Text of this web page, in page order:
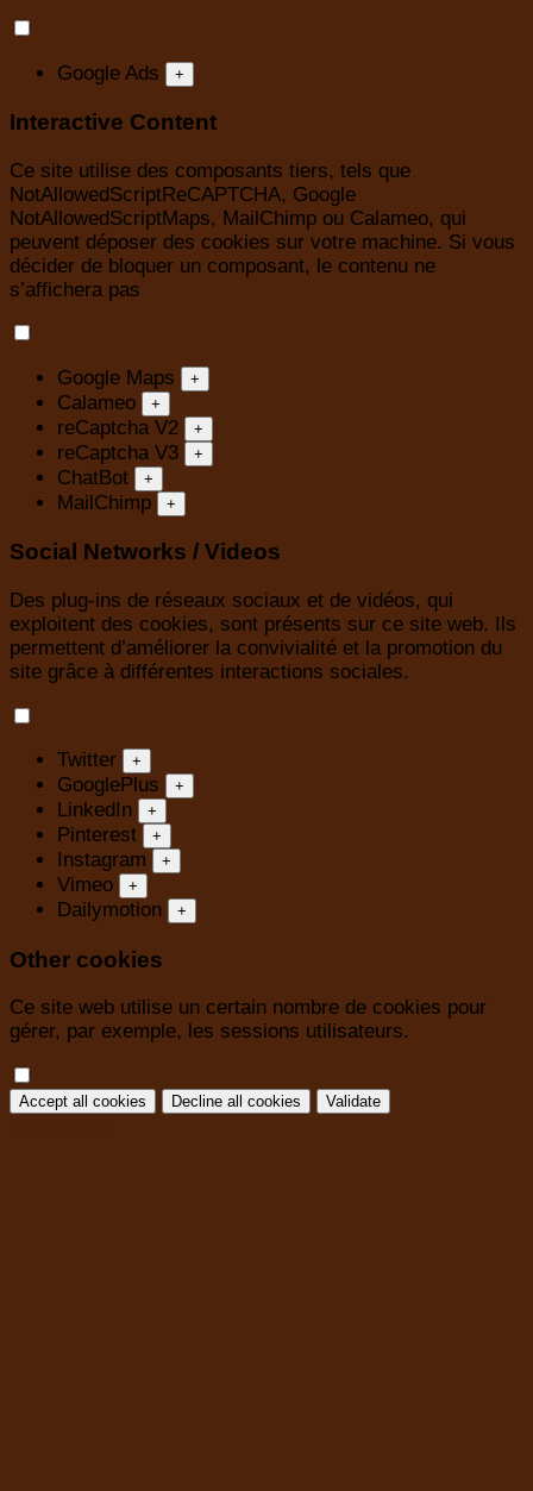
Google Ads +
Interactive Content
Ce site utilise des composants tiers, tels que
NotAllowedScriptReCAPTCHA, Google
NotAllowedScriptMaps, MailChimp ou Calameo, qui
peuvent déposer des cookies sur votre machine. Si vous
décider de bloquer un composant, le contenu ne
s’affichera pas
Google Maps +
Calameo +
reCaptcha V2 +
reCaptcha V3 +
ChatBot +
MailChimp +
Social Networks / Videos
Des plug-ins de réseaux sociaux et de vidéos, qui
exploitent des cookies, sont présents sur ce site web. Ils
permettent d’améliorer la convivialité et la promotion du
site grâce à différentes interactions sociales.
Twitter +
GooglePlus +
LinkedIn +
Pinterest +
Instagram +
Vimeo +
Dailymotion +
Other cookies
Ce site web utilise un certain nombre de cookies pour
gérer, par exemple, les sessions utilisateurs.
Accept all cookies Decline all cookies Validate